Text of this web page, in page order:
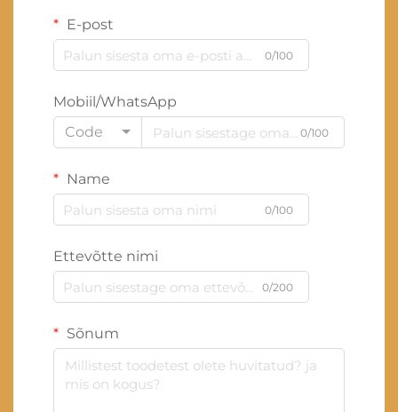
E-post
0/100
Mobiil/WhatsApp
Code
0/100
Name
0/100
Ettevõtte nimi
0/200
Sõnum